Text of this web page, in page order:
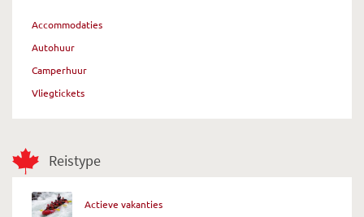
Accommodaties
Autohuur
Camperhuur
Vliegtickets
Reistype
Actieve vakanties